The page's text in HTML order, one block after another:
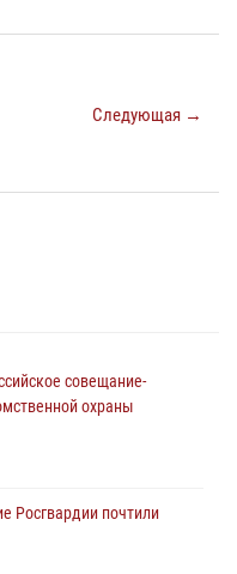
Следующая →
совещание-
охраны
Росгвардии почтили